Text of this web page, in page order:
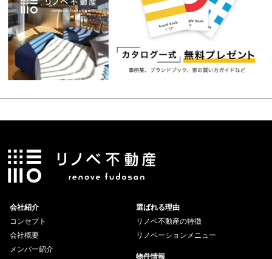
会社紹介
コンセプト
会社概要
メンバー紹介
選ばれる理由
リノベ不動産の特徴
リノベーションメニュー
物件情報